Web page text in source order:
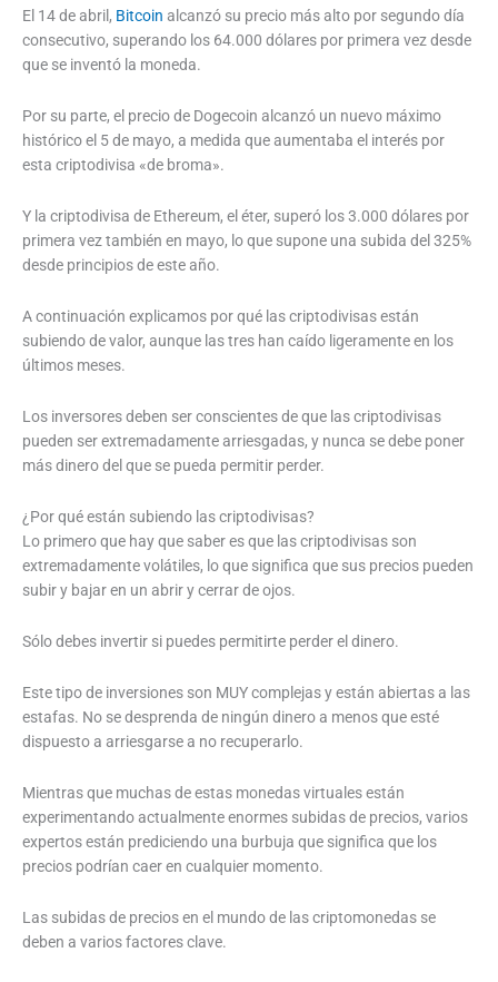
El 14 de abril, Bitcoin alcanzó su precio más alto por segundo día
consecutivo, superando los 64.000 dólares por primera vez desde
que se inventó la moneda.
Por su parte, el precio de Dogecoin alcanzó un nuevo máximo
histórico el 5 de mayo, a medida que aumentaba el interés por
esta criptodivisa «de broma».
Y la criptodivisa de Ethereum, el éter, superó los 3.000 dólares por
primera vez también en mayo, lo que supone una subida del 325%
desde principios de este año.
A continuación explicamos por qué las criptodivisas están
subiendo de valor, aunque las tres han caído ligeramente en los
últimos meses.
Los inversores deben ser conscientes de que las criptodivisas
pueden ser extremadamente arriesgadas, y nunca se debe poner
más dinero del que se pueda permitir perder.
¿Por qué están subiendo las criptodivisas?
Lo primero que hay que saber es que las criptodivisas son
extremadamente volátiles, lo que significa que sus precios pueden
subir y bajar en un abrir y cerrar de ojos.
Sólo debes invertir si puedes permitirte perder el dinero.
Este tipo de inversiones son MUY complejas y están abiertas a las
estafas. No se desprenda de ningún dinero a menos que esté
dispuesto a arriesgarse a no recuperarlo.
Mientras que muchas de estas monedas virtuales están
experimentando actualmente enormes subidas de precios, varios
expertos están prediciendo una burbuja que significa que los
precios podrían caer en cualquier momento.
Las subidas de precios en el mundo de las criptomonedas se
deben a varios factores clave.